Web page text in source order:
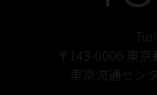
〒143-0006 東
東京流通セン